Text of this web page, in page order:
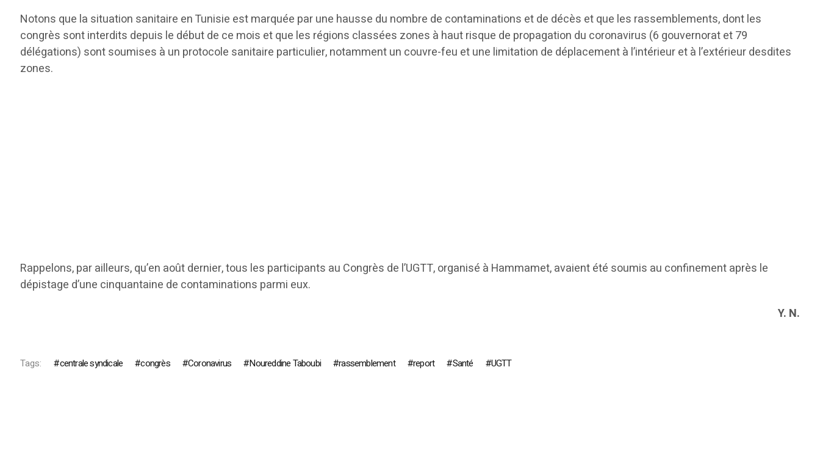
Notons que la situation sanitaire en Tunisie est marquée par une hausse du nombre de contaminations et de décès et que les rassemblements, dont les
congrès sont interdits depuis le début de ce mois et que les régions classées zones à haut risque de propagation du coronavirus (6 gouvernorat et 79
délégations) sont soumises à un protocole sanitaire particulier, notamment un couvre-feu et une limitation de déplacement à l’intérieur et à l’extérieur desdites
zones.
Rappelons, par ailleurs, qu’en août dernier, tous les participants au Congrès de l’UGTT, organisé à Hammamet, avaient été soumis au confinement après le
dépistage d’une cinquantaine de contaminations parmi eux.
Y. N.
Tags: centrale syndicale congrès Coronavirus Noureddine Taboubi rassemblement report Santé UGTT